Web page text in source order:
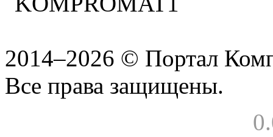
2014–2026 © Портал
Все права защищены.